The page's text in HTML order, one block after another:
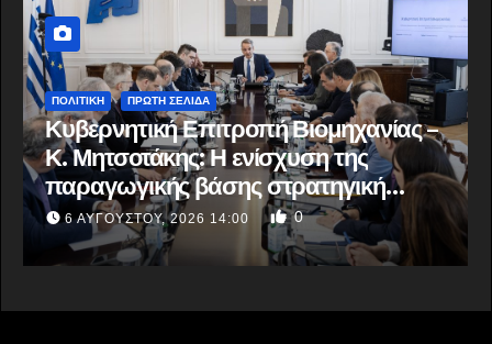
–
ΕΛΛΆΔΑ ΠΟΛΙΤΙΚΗ ΠΡΩΤΗ ΣΕΛΙΔΑ
Α. Γεωργιάδης κατά ΠΑΣΟΚ:
«Διαβάστε τα επίσημα έγγραφα»
«Όταν σας συμφέρει επικαλείστε
θεσμούς»
6 ΑΥΓΟΎΣΤΟΥ, 2026 13:02 0